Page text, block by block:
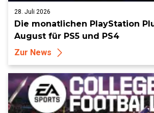
28. Juli 2026
Die monatlichen PlayStation
August für PS5 und PS4
Zur News